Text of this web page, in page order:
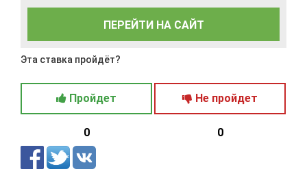
ПЕРЕЙТИ НА САЙТ
Эта ставка пройдёт?
Пройдет
0
Не пройдет
0